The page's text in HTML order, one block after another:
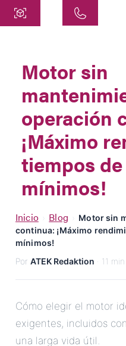
Siemensstraße 47
25462 Rellingen
+49 4101 7953-0
Abrir Chat
Nombre
Nombre de la Empresa
Correo Electrónico
Dirección
Motor sin
operación
¡Máximo
tiempos
mínimos!
Inicio Blog
Motor sin
continua: ¡Máximo
mínimos!
Por ATEK Redaktion · 11
Cómo elegir el motor
exigentes, incluidos
una larga vida útil.